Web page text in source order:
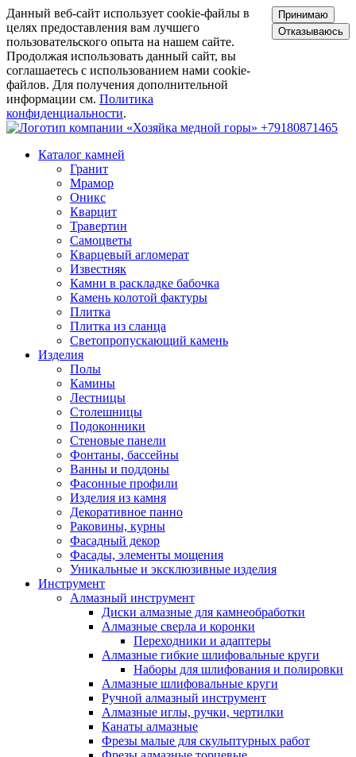
Данный веб-сайт использует cookie-файлы в
целях предоставления вам лучшего
пользовательского опыта на нашем сайте.
Продолжая использовать данный сайт, вы
соглашаетесь с использованием нами cookie-
файлов. Для получения дополнительной
информации см. Политика
конфиденциальности.
Принимаю
Отказываюсь
+79180871465
Каталог камней
Гранит
Мрамор
Оникс
Кварцит
Травертин
Самоцветы
Кварцевый агломерат
Известняк
Камни в раскладке бабочка
Камень колотой фактуры
Плитка
Плитка из сланца
Светопропускающий камень
Изделия
Полы
Камины
Лестницы
Столешницы
Подоконники
Стеновые панели
Фонтаны, бассейны
Ванны и поддоны
Фасонные профили
Изделия из камня
Декоративное панно
Раковины, курны
Фасадный декор
Фасады, элементы мощения
Уникальные и эксклюзивные изделия
Инструмент
Алмазный инструмент
Диски алмазные для камнеобработки
Алмазные сверла и коронки
Переходники и адаптеры
Алмазные гибкие шлифовальные круги
Наборы для шлифования и полировки
Алмазные шлифовальные круги
Ручной алмазный инструмент
Алмазные иглы, ручки, чертилки
Канаты алмазные
Фрезы малые для скульптурных работ